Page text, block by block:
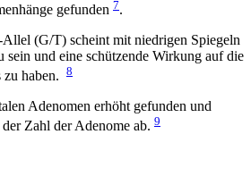
gefunden 7.
(G/T) scheint mit niedrigen Spiegeln
sein und eine schützende Wirkung auf die
haben. 8
Adenomen erhöht gefunden und
Zahl der Adenome ab. 9